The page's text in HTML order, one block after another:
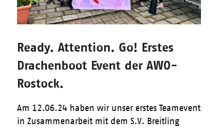
Ready. Attention. Go! Erstes
Drachenboot Event der AWO-
Rostock.
Am 12.06.24 haben wir unser erstes Teamevent
in Zusammenarbeit mit dem S.V. Breitling